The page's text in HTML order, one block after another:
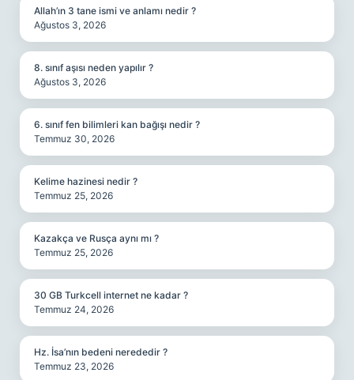
Allah’ın 3 tane ismi ve anlamı nedir ?
Ağustos 3, 2026
8. sınıf aşısı neden yapılır ?
Ağustos 3, 2026
6. sınıf fen bilimleri kan bağışı nedir ?
Temmuz 30, 2026
Kelime hazinesi nedir ?
Temmuz 25, 2026
Kazakça ve Rusça aynı mı ?
Temmuz 25, 2026
30 GB Turkcell internet ne kadar ?
Temmuz 24, 2026
Hz. İsa’nın bedeni nerededir ?
Temmuz 23, 2026